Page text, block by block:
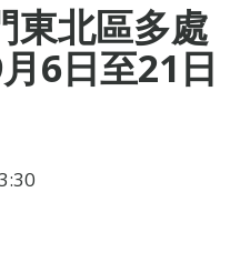
北區多處
6日至21日